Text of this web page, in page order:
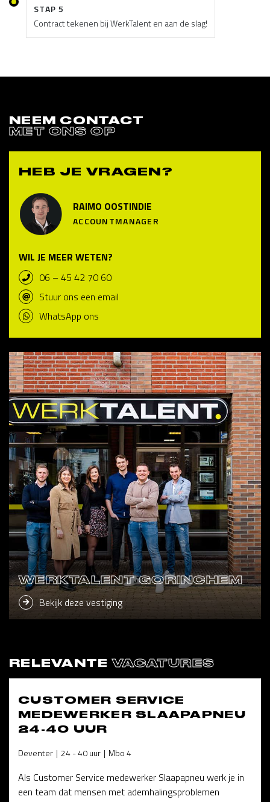
STAP 5
Contract tekenen bij WerkTalent en aan de slag!
NEEM CONTACT
MET ONS OP
HEB JE VRAGEN?
RAIMO OOSTINDIE
ACCOUNTMANAGER
WIL JE MEER WETEN?
06 – 45 42 70 60
Stuur ons een email
WhatsApp ons
WERKTALENT GORINCHEM
Bekijk deze vestiging
RELEVANTEVACATURES
CUSTOMER SERVICE
MEDEWERKER SLAAPAPNEU
24-40 UUR
Deventer 24 - 40 uur Mbo 4
Als Customer Service medewerker Slaapapneu werk je in
een team dat mensen met ademhalingsproblemen